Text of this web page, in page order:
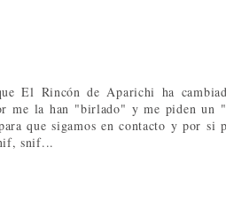
El Rincón de Aparichi ha
me la han "birlado" y me piden un
que sigamos en contacto y por si
snif...